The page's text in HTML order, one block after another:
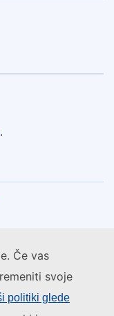
Če vas
svoje
politiki glede